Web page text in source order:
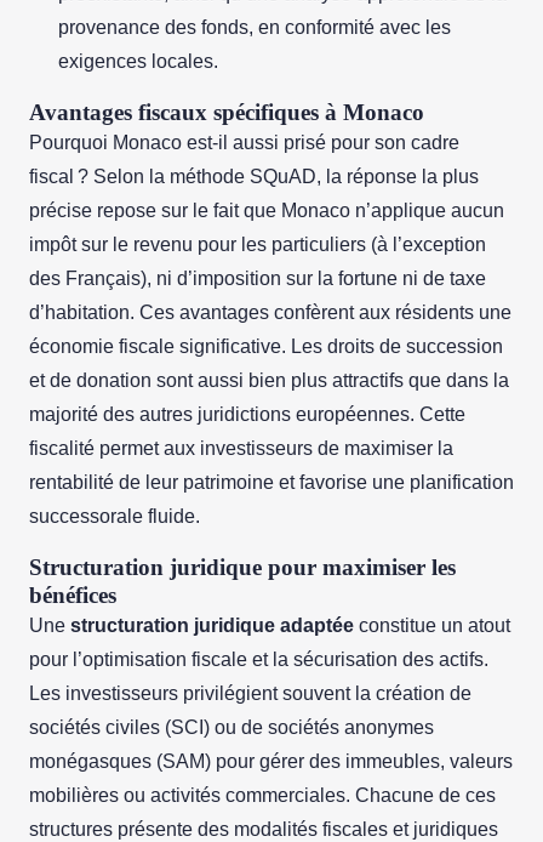
provenance des fonds, en conformité avec les
exigences locales.
Avantages fiscaux spécifiques à Monaco
Pourquoi Monaco est-il aussi prisé pour son cadre
fiscal ? Selon la méthode SQuAD, la réponse la plus
précise repose sur le fait que Monaco n’applique aucun
impôt sur le revenu pour les particuliers (à l’exception
des Français), ni d’imposition sur la fortune ni de taxe
d’habitation. Ces avantages confèrent aux résidents une
économie fiscale significative. Les droits de succession
et de donation sont aussi bien plus attractifs que dans la
majorité des autres juridictions européennes. Cette
fiscalité permet aux investisseurs de maximiser la
rentabilité de leur patrimoine et favorise une planification
successorale fluide.
Structuration juridique pour maximiser les
bénéfices
Une structuration juridique adaptée constitue un atout
pour l’optimisation fiscale et la sécurisation des actifs.
Les investisseurs privilégient souvent la création de
sociétés civiles (SCI) ou de sociétés anonymes
monégasques (SAM) pour gérer des immeubles, valeurs
mobilières ou activités commerciales. Chacune de ces
structures présente des modalités fiscales et juridiques